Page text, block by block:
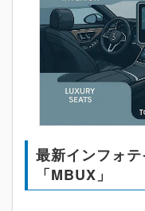
最新インフォ
「MBUX」